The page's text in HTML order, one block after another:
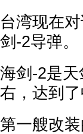
台湾现在
剑-2导弹。
海剑-2是
右，达到了
第一艘改